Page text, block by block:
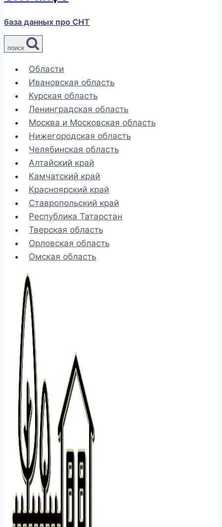
база данных про СНТ
поиск
Области
Ивановская область
Курская область
Ленинградская область
Москва и Московская область
Нижегородская область
Челябинская область
Алтайский край
Камчатский край
Красноярский край
Ставропольский край
Республика Татарстан
Тверская область
Орловская область
Омская область